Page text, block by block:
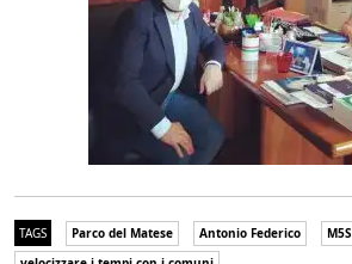
TAGS Parco del Matese Antonio Federico
M5S